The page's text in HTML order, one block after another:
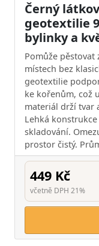
Černý
geotextilie
bylinky a
Pomůže
místech bez
geotextilie
ke kořenům, což
materiál drží tvar
Lehká
skladování.
prostor čistý.
449 Kč
včetně DPH 21%